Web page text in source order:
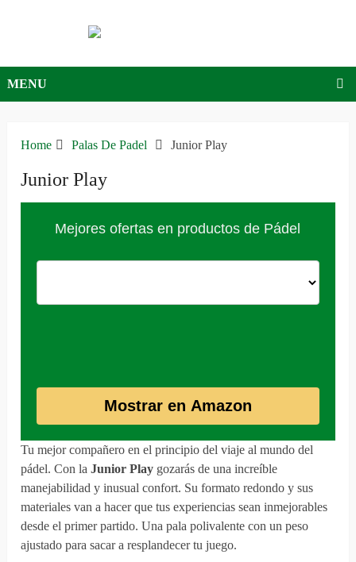
MENU
Home Palas De Padel Junior Play
Junior Play
Mejores ofertas en productos de Pádel
Mostrar en Amazon
Tu mejor compañero en el principio del viaje al mundo del
pádel. Con laJunior Play gozarás de una increíble
manejabilidad y inusual confort. Su formato redondo y sus
materiales van a hacer que tus experiencias sean inmejorables
desde el primer partido. Una pala polivalente con un peso
ajustado para sacar a resplandecer tu juego.